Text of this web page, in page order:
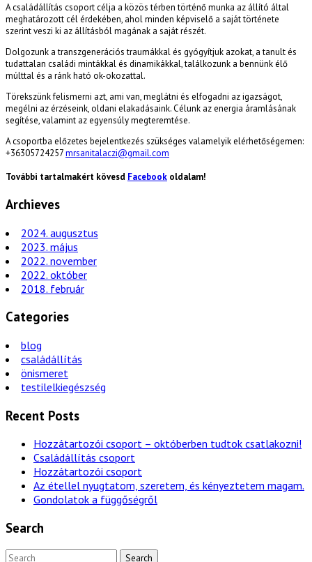
A családállítás csoport célja a közös térben történő munka az állító által
meghatározott cél érdekében, ahol minden képviselő a saját története
szerint veszi ki az állításból magának a saját részét.
Dolgozunk a transzgenerációs traumákkal és gyógyítjuk azokat, a tanult és
tudattalan családi mintákkal és dinamikákkal, találkozunk a bennünk élő
múlttal és a ránk ható ok-okozattal.
Törekszünk felismerni azt, ami van, meglátni és elfogadni az igazságot,
megélni az érzéseink, oldani elakadásaink. Célunk az energia áramlásának
segítése, valamint az egyensúly megteremtése.
A csoportba előzetes bejelentkezés szükséges valamelyik elérhetőségemen:
+36305724257mrsanitalaczi@gmail.com
További tartalmakért kövesd Facebook oldalam!
Archieves
2024. augusztus
2023. május
2022. november
2022. október
2018. február
Categories
blog
családállítás
önismeret
testilelkiegészség
Recent Posts
Hozzátartozói csoport – októberben tudtok csatlakozni!
Családállítás csoport
Hozzátartozói csoport
Az étellel nyugtatom, szeretem, és kényeztetem magam.
Gondolatok a függőségről
Search
Search